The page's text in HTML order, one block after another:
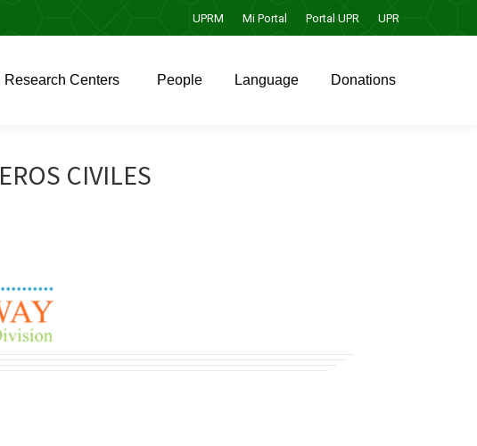
UPRM Mi Portal Portal UPR UPR
Research Centers People Language Donations
CIVILES